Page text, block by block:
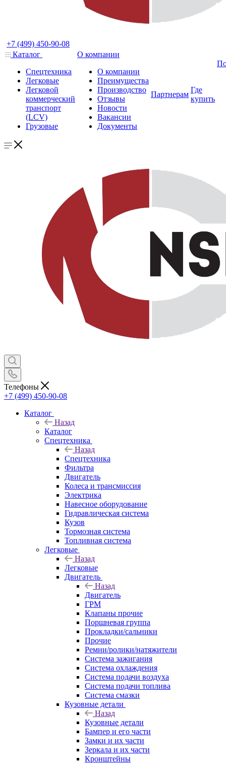
+7 (499) 450-90-08
Каталог
Спецтехника
Легковые
Легковой
коммерческий
транспорт
(LCV)
Грузовые
О компании
О компании
Преимущества
Производство
Отзывы
Новости
Вакансии
Документы
Партнерам
Где
купить
Телефоны
+7 (499) 450-90-08
Каталог
Назад
Каталог
Спецтехника
Назад
Спецтехника
Фильтра
Двигатель
Колеса и трансмиссия
Электрика
Навесное оборудование
Гидравлическая система
Кузов
Тормозная система
Топливная система
Легковые
Назад
Легковые
Двигатель
Назад
Двигатель
ГРМ
Клапаны прочие
Поршневая группа
Прокладки/сальники
Прочие
Ремни/ролики/натяжители
Система зажигания
Система охлаждения
Система подачи воздуха
Система подачи топлива
Система смазки
Кузовные детали
Назад
Кузовные детали
Бампер и его части
Замки и их части
Зеркала и их части
Кронштейны